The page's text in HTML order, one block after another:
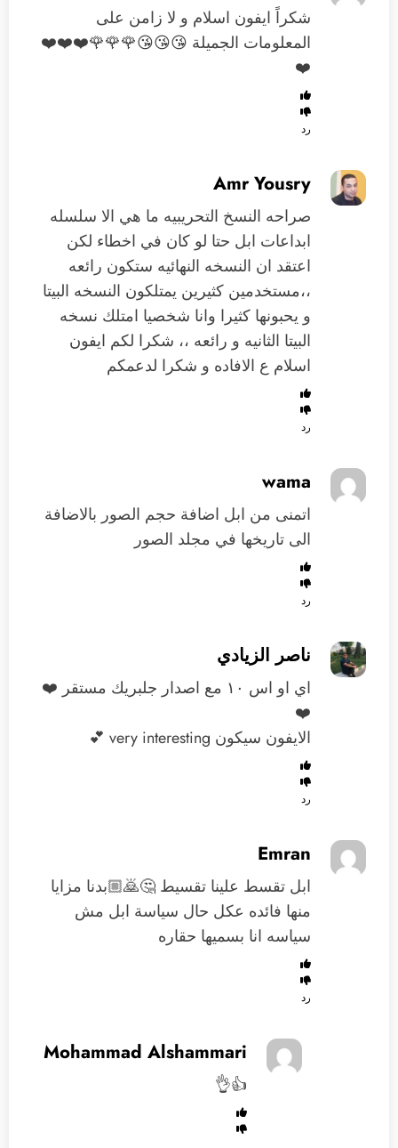
شكراً ايفون اسلام و لا زامن على
المعلومات الجميلة 😘😘😘🌹🌹🌹❤️❤️❤️
❤️
رد
Amr Yousry
صراحه النسخ التحريبيه ما هي الا سلسله
ابداعات ابل حتا لو كان في اخطاء لكن
اعتقد ان النسخه النهائيه ستكون رائعه
،،مستخدمين كثيرين يمتلكون النسخه البيتا
و يحبونها كثيرا وانا شخصيا امتلك نسخه
البيتا الثانيه و رائعه ،، شكرا لكم ايفون
اسلام ع الافاده و شكرا لدعمكم
رد
wama
اتمنى من ابل اضافة حجم الصور بالاضافة
الى تاريخها في مجلد الصور
رد
ناصر الزيادي
اي او اس ١٠ مع اصدار جلبريك مستقر ❤️
❤️
الايفون سيكون very interesting 💕
رد
Emran
ابل تقسط علينا تقسيط 🤔🙇🏼بدنا مزايا
منها فائده عكل حال سياسة ابل مش
سياسه انا بسميها حقاره
رد
Mohammad Alshammari
👍👌